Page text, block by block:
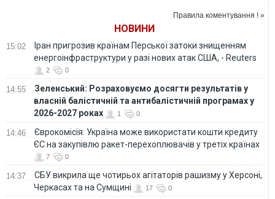
Правила коментування ! »
НОВИНИ
15:02
Іран пригрозив країнам Перської затоки знищенням
енергоінфраструктури у разі нових атак США, - Reuters
2 0
14:55
Зеленський: Розраховуємо досягти результатів у
власній балістичній та антибалістичній програмах у
2026-2027 роках
1 0
14:46
Єврокомісія: Україна може використати кошти кредиту
ЄС на закупівлю ракет-перехоплювачів у третіх країнах
7 0
14:37
СБУ викрила ще чотирьох агітаторів рашизму у Херсоні,
Черкасах та на Сумщині
17 0